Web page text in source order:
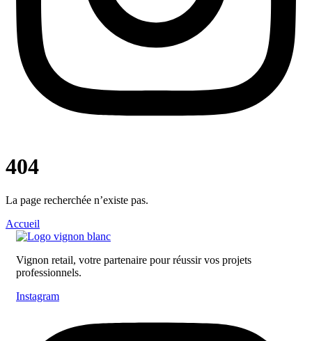
404
La page recherchée n’existe pas.
Accueil
Vignon retail, votre partenaire pour réussir vos projets
professionnels.
Instagram